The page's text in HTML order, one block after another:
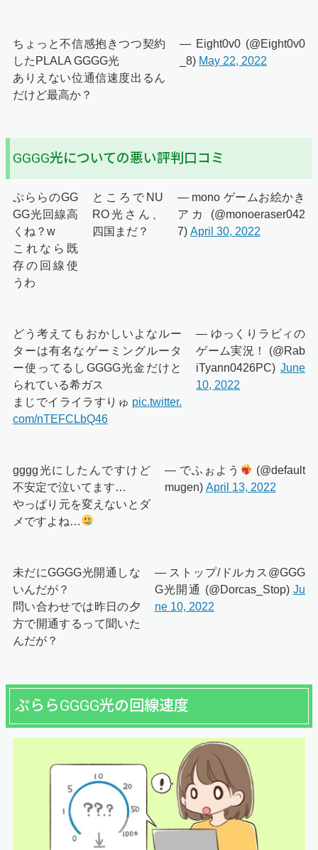
ちょっと不信感抱きつつ契約
したPLALA GGGG光
ありえない位通信速度出るん
だけど最高か？
— Eight0v0 (@Eight0v0
_8) May 22, 2022
GGGG光についての悪い評判口コミ
ぷららのGG
GG光回線高
くね？w
これなら既
存の回線使
うわ
ところでNU
RO光さん、
四国まだ？
— mono ゲームお絵かき
アカ (@monoeraser042
7) April 30, 2022
どう考えてもおかしいよなルー
ターは有名なゲーミングルータ
ー使ってるしGGGG光金だけと
られている希ガス
まじでイライラすりゅ pic.twitter.
com/nTEFCLbQ46
— ゆっくりラビィの
ゲーム実況！ (@Rab
iTyann0426PC) June
10, 2022
gggg光にしたんですけど
不安定で泣いてます…
やっぱり元を変えないとダ
メですよね…
— でふぉよう
(@default
mugen) April 13, 2022
未だにGGGG光開通しな
いんだが？
問い合わせでは昨日の夕
方で開通するって聞いた
んだが？
— ストップ/ドルカス@GGG
G光開通 (@Dorcas_Stop) Ju
ne 10, 2022
ぷららGGGG光の回線速度